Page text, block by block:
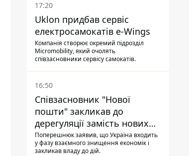
17:20
Uklon придбав сервіс
електросамокатів e-Wings
Компанія створює окремий підрозділ
Micromobility, який очолять
співзасновники сервісу самокатів.
16:50
Співзасновник "Нової
пошти" закликав до
дерегуляції замість нових
податків - Гетманцев проти
Поперешнюк заявив, що Україна входить
у фазу взаємного знищення економік і
закликав владу до дій.